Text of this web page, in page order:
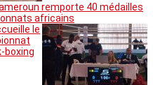
remporte 40 médailles
africains
le
boxing